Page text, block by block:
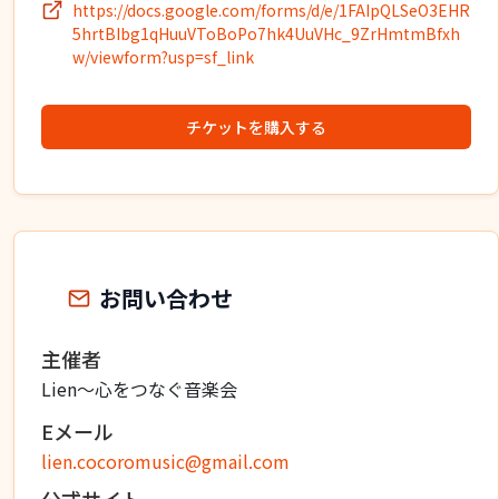
https://docs.google.com/forms/d/e/1FAIpQLSeO3EHR
5hrtBIbg1qHuuVToBoPo7hk4UuVHc_9ZrHmtmBfxh
w/viewform?usp=sf_link
チケットを購入する
お問い合わせ
主催者
Lien〜心をつなぐ音楽会
Eメール
lien.cocoromusic@gmail.com